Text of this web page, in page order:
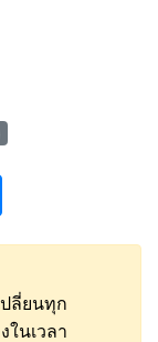
ปลี่ยนทุก
นเวลา